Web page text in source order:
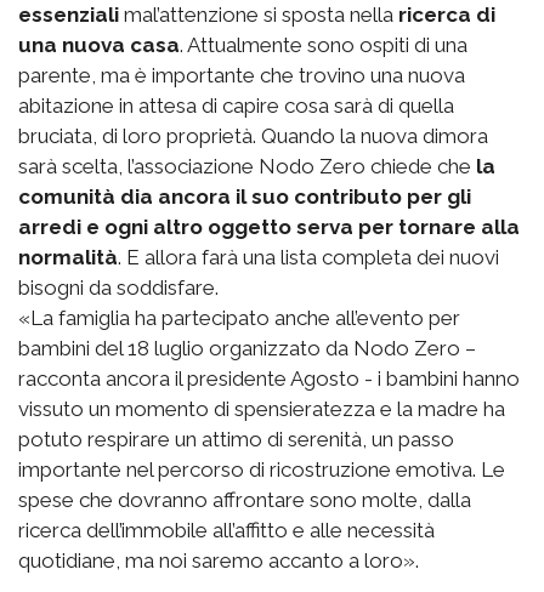
essenziali mal’attenzione si sposta nella ricerca di
una nuova casa. Attualmente sono ospiti di una
parente, ma è importante che trovino una nuova
abitazione in attesa di capire cosa sarà di quella
bruciata, di loro proprietà. Quando la nuova dimora
sarà scelta, l’associazione Nodo Zero chiede che la
comunità dia ancora il suo contributo per gli
arredi e ogni altro oggetto serva per tornare alla
normalità. E allora farà una lista completa dei nuovi
bisogni da soddisfare.
«La famiglia ha partecipato anche all’evento per
bambini del 18 luglio organizzato da Nodo Zero –
racconta ancora il presidente Agosto - i bambini hanno
vissuto un momento di spensieratezza e la madre ha
potuto respirare un attimo di serenità, un passo
importante nel percorso di ricostruzione emotiva. Le
spese che dovranno affrontare sono molte, dalla
ricerca dell’immobile all’affitto e alle necessità
quotidiane, ma noi saremo accanto a loro».